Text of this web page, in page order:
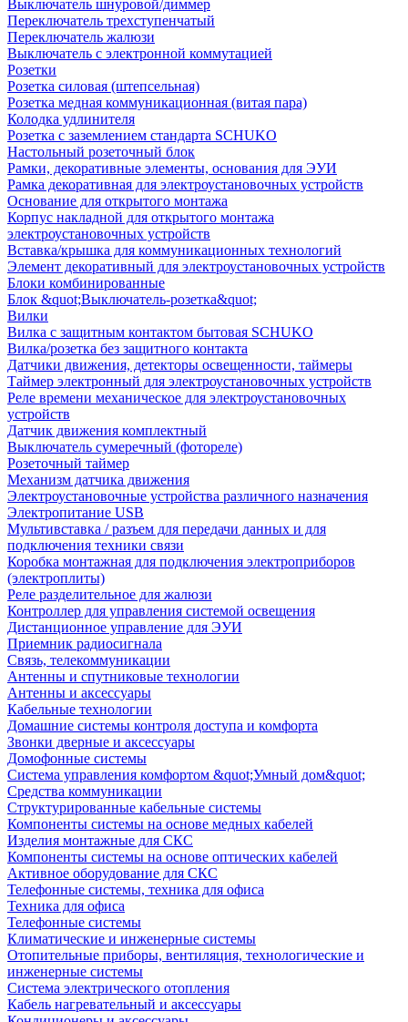
Выключатель шнуровой/диммер
Переключатель трехступенчатый
Переключатель жалюзи
Выключатель с электронной коммутацией
Розетки
Розетка силовая (штепсельная)
Розетка медная коммуникационная (витая пара)
Колодка удлинителя
Розетка с заземлением стандарта SCHUKO
Настольный розеточный блок
Рамки, декоративные элементы, основания для ЭУИ
Рамка декоративная для электроустановочных устройств
Основание для открытого монтажа
Корпус накладной для открытого монтажа
электроустановочных устройств
Вставка/крышка для коммуникационных технологий
Элемент декоративный для электроустановочных устройств
Блоки комбинированные
Блок &quot;Выключатель-розетка&quot;
Вилки
Вилка с защитным контактом бытовая SCHUKO
Вилка/розетка без защитного контакта
Датчики движения, детекторы освещенности, таймеры
Таймер электронный для электроустановочных устройств
Реле времени механическое для электроустановочных
устройств
Датчик движения комплектный
Выключатель сумеречный (фотореле)
Розеточный таймер
Механизм датчика движения
Электроустановочные устройства различного назначения
Электропитание USB
Мультивставка / разъем для передачи данных и для
подключения техники связи
Коробка монтажная для подключения электроприборов
(электроплиты)
Реле разделительное для жалюзи
Контроллер для управления системой освещения
Дистанционное управление для ЭУИ
Приемник радиосигнала
Связь, телекоммуникации
Антенны и спутниковые технологии
Антенны и аксессуары
Кабельные технологии
Домашние системы контроля доступа и комфорта
Звонки дверные и аксессуары
Домофонные системы
Система управления комфортом &quot;Умный дом&quot;
Средства коммуникации
Структурированные кабельные системы
Компоненты системы на основе медных кабелей
Изделия монтажные для СКС
Компоненты системы на основе оптических кабелей
Активное оборудование для СКС
Телефонные системы, техника для офиса
Техника для офиса
Телефонные системы
Климатические и инженерные системы
Отопительные приборы, вентиляция, технологические и
инженерные системы
Система электрического отопления
Кабель нагревательный и аксессуары